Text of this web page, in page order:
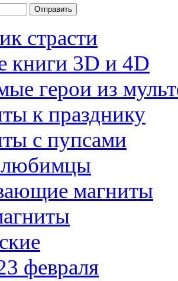
страсти
книги 3D и 4D
герои из
к празднику
с пупсами
магниты
февраля